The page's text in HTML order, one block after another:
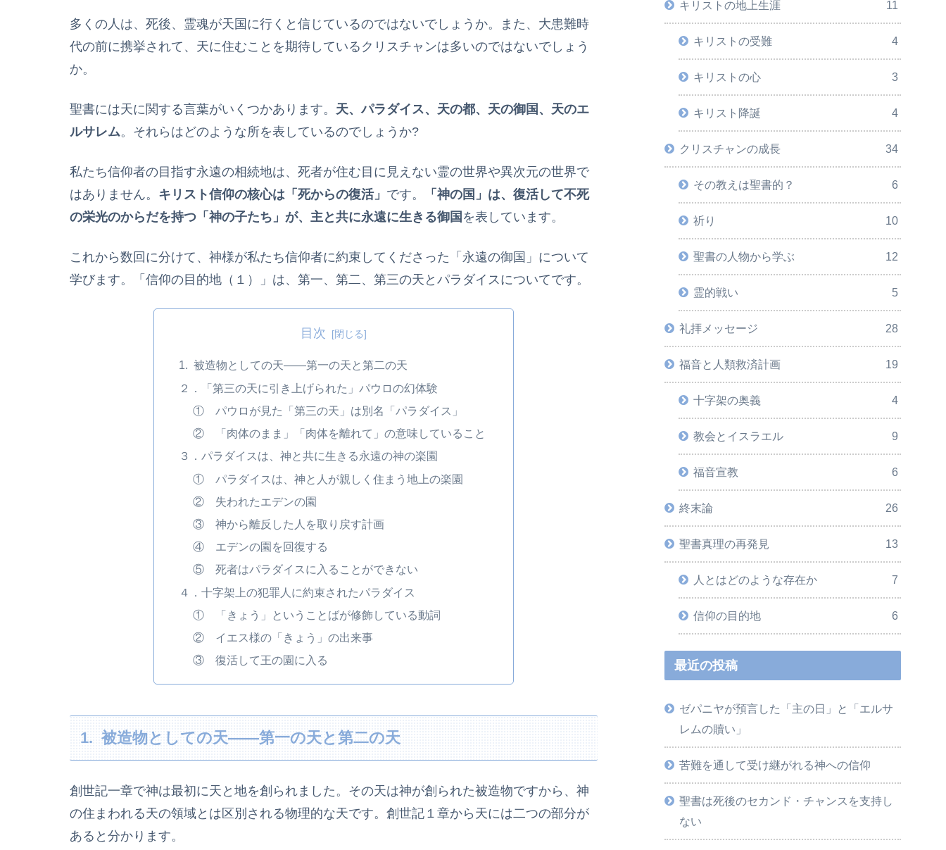
多くの人は、死後、霊魂が天国に行くと信じているのではないでしょうか。また、大患難時
代の前に携挙されて、天に住むことを期待しているクリスチャンは多いのではないでしょう
か。
聖書には天に関する言葉がいくつかあります。 天、パラダイス、天の都、天の御国、天のエ
ルサレム。それらはどのような所を表しているのでしょうか?
私たち信仰者の目指す永遠の相続地は、死者が住む目に見えない霊の世界や異次元の世界で
はありません。 キリスト信仰の核心は「死からの復活」 です。
「神の国」は、復活して不死
の栄光のからだを持つ「神の子たち」が、主と共に永遠に生きる御国 を表しています。
これから数回に分けて、神様が私たち信仰者に約束してくださった「永遠の御国」について
学びます。「信仰の目的地（１）」は、第一、第二、第三の天とパラダイスについてです。
目次
1. 被造物としての天――第一の天と第二の天
２．「第三の天に引き上げられた」パウロの幻体験
① パウロが見た「第三の天」は別名「パラダイス」
② 「肉体のまま」「肉体を離れて」の意味していること
３．パラダイスは、神と共に生きる永遠の神の楽園
① パラダイスは、神と人が親しく住まう地上の楽園
② 失われたエデンの園
③ 神から離反した人を取り戻す計画
④ エデンの園を回復する
⑤ 死者はパラダイスに入ることができない
４．十字架上の犯罪人に約束されたパラダイス
① 「きょう」ということばが修飾している動詞
② イエス様の「きょう」の出来事
③ 復活して王の園に入る
1. 被造物としての天――第一の天と第二の天
創世記一章で神は最初に天と地を創られました。その天は神が創られた被造物ですから、神
の住まわれる天の領域とは区別される物理的な天です。創世記１章から天には二つの部分が
あると分かります。
キリストの地上生涯 11
キリストの受難 4
キリストの心 3
キリスト降誕 4
クリスチャンの成長 34
その教えは聖書的？ 6
祈り 10
聖書の人物から学ぶ 12
霊的戦い 5
礼拝メッセージ 28
福音と人類救済計画 19
十字架の奥義 4
教会とイスラエル 9
福音宣教 6
終末論 26
聖書真理の再発見 13
人とはどのような存在か 7
信仰の目的地 6
最近の投稿
ゼパニヤが預言した「主の日」と「エルサ
レムの贖い」
苦難を通して受け継がれる神への信仰
聖書は死後のセカンド・チャンスを支持し
ない